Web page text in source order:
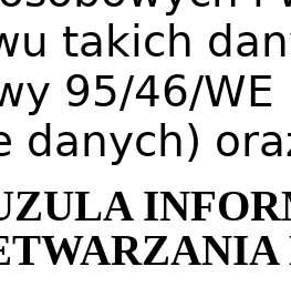
takich
95/46/
danych)